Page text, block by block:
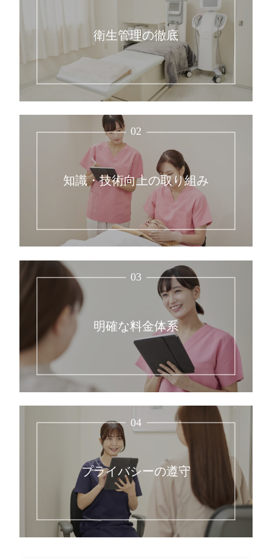
衛生管理の徹底
02
知識・技術向上の取り組み
03
明確な料金体系
04
プライバシーの遵守